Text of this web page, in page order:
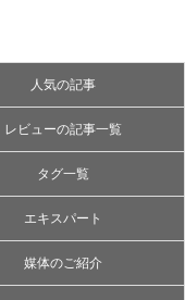
人気の記事
レビューの記事一覧
タグ一覧
エキスパート
媒体のご紹介